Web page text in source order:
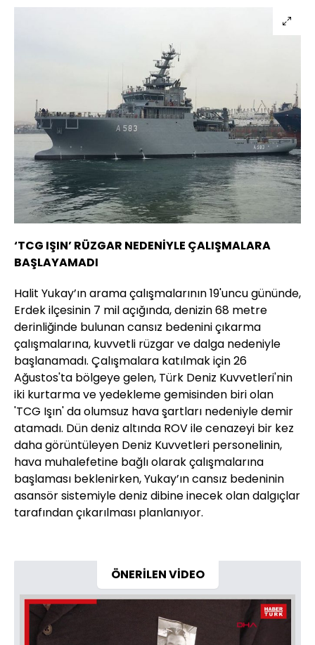
‘TCG IŞIN’ RÜZGAR NEDENİYLE ÇALIŞMALARA
BAŞLAYAMADI
Halit Yukay’ın arama çalışmalarının 19'uncu gününde,
Erdek ilçesinin 7 mil açığında, denizin 68 metre
derinliğinde bulunan cansız bedenini çıkarma
çalışmalarına, kuvvetli rüzgar ve dalga nedeniyle
başlanamadı. Çalışmalara katılmak için 26
Ağustos'ta bölgeye gelen, Türk Deniz Kuvvetleri'nin
iki kurtarma ve yedekleme gemisinden biri olan
'TCG Işın' da olumsuz hava şartları nedeniyle demir
atamadı. Dün deniz altında ROV ile cenazeyi bir kez
daha görüntüleyen Deniz Kuvvetleri personelinin,
hava muhalefetine bağlı olarak çalışmalarına
başlaması beklenirken, Yukay’ın cansız bedeninin
asansör sistemiyle deniz dibine inecek olan dalgıçlar
tarafından çıkarılması planlanıyor.
ÖNERİLEN VİDEO